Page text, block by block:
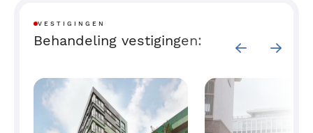
VESTIGINGEN
Behandeling vestigingen: